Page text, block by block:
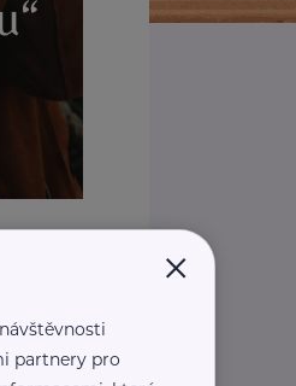
×
partnery pro